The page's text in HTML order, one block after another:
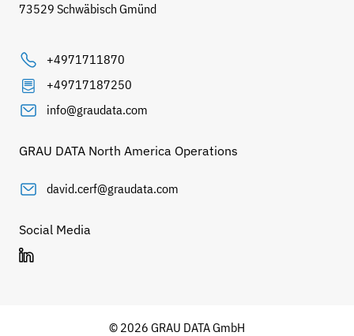
73529 Schwäbisch Gmünd
+4971711870
+49717187250
info@graudata.com
GRAU DATA North America Operations
david.cerf@graudata.com
Social Media
© 2026 GRAU DATA GmbH